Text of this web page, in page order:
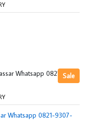
Sale
Whatsapp 0821-9307-